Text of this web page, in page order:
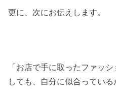
更に、次にお伝えします。
「お店で手に取ったファッ
しても、自分に似合っている